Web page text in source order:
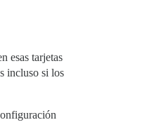
esas tarjetas
incluso si los